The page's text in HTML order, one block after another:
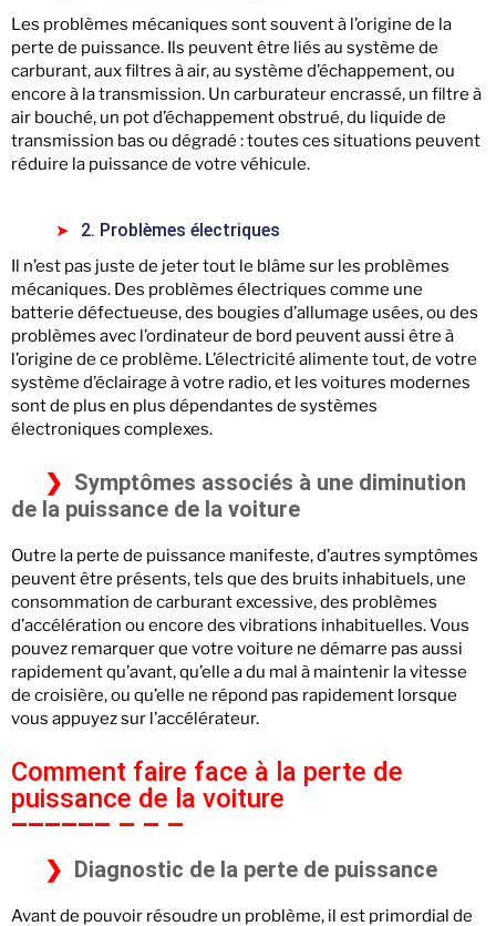
Les problèmes mécaniques sont souvent à l’origine de la
perte de puissance. Ils peuvent être liés au système de
carburant, aux filtres à air, au système d’échappement, ou
encore à la transmission. Un carburateur encrassé, un filtre à
air bouché, un pot d’échappement obstrué, du liquide de
transmission bas ou dégradé : toutes ces situations peuvent
réduire la puissance de votre véhicule.
2. Problèmes électriques
Il n’est pas juste de jeter tout le blâme sur les problèmes
mécaniques. Des problèmes électriques comme une
batterie défectueuse, des bougies d’allumage usées, ou des
problèmes avec l’ordinateur de bord peuvent aussi être à
l’origine de ce problème. L’électricité alimente tout, de votre
système d’éclairage à votre radio, et les voitures modernes
sont de plus en plus dépendantes de systèmes
électroniques complexes.
Symptômes associés à une diminution
de la puissance de la voiture
Outre la perte de puissance manifeste, d’autres symptômes
peuvent être présents, tels que des bruits inhabituels, une
consommation de carburant excessive, des problèmes
d’accélération ou encore des vibrations inhabituelles. Vous
pouvez remarquer que votre voiture ne démarre pas aussi
rapidement qu’avant, qu’elle a du mal à maintenir la vitesse
de croisière, ou qu’elle ne répond pas rapidement lorsque
vous appuyez sur l’accélérateur.
Comment faire face à la perte de
puissance de la voiture
Diagnostic de la perte de puissance
Avant de pouvoir résoudre un problème, il est primordial de